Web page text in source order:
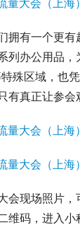
拥有一个更
列办公用品
特殊区域，也
有真正让参
会现场照片
维码，进入小